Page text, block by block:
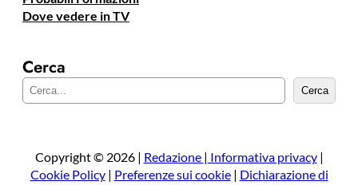
Dove vedere in TV
Cerca
e
a
Cerca
Copyright © 2026 | Redazione | Informativa privacy|
Cookie Policy| Preferenze sui cookie| Dichiarazione di